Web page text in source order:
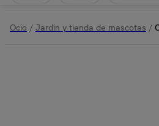
Ocio / Jardin y tienda de mascotas /